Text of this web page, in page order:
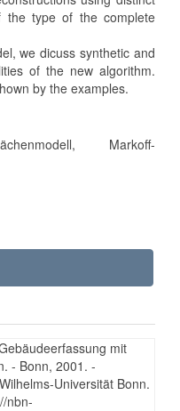
the type of the complete
we dicuss synthetic and
of the new algorithm.
by the examples.
Markoff-
mit
- Bonn, 2001. -
Universität Bonn.
nbn-